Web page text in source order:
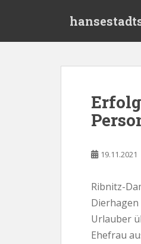
19.11.2021
Ribnitz-
Dierhagen
Urlauber
Ehefrau